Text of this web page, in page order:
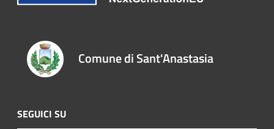
Comune di Sant'Anastasia
SEGUICI SU